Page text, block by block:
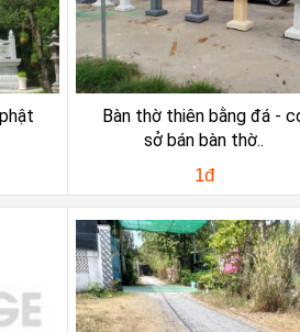
Bàn thờ thiên bằng đá -
sở bán bàn thờ..
1đ